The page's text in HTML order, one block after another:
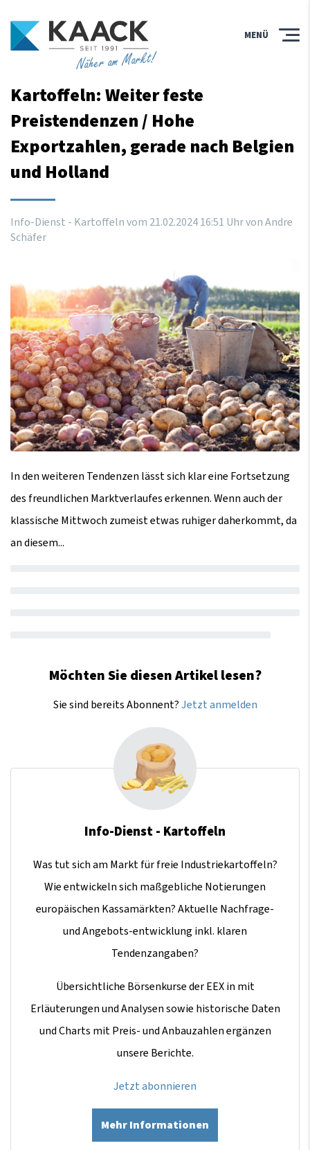
Näher am Markt!
MENÜ
Kartoffeln: Weiter feste
Preistendenzen / Hohe
Exportzahlen, gerade nach Belgien
und Holland
Info-Dienst - Kartoffeln vom 21.02.202416:51 Uhrvon Andre
Schäfer
In den weiteren Tendenzen lässt sich klar eine Fortsetzung
des freundlichen Marktverlaufes erkennen. Wenn auch der
klassische Mittwoch zumeist etwas ruhiger daherkommt, da
an diesem...
Möchten Sie diesen Artikel lesen?
Sie sind bereits Abonnent?Jetzt anmelden
Info-Dienst - Kartoffeln
Was tut sich am Markt für freie Industriekartoffeln?
Wie entwickeln sich maßgebliche Notierungen
europäischen Kassamärkten? Aktuelle Nachfrage-
und Angebots-entwicklung inkl. klaren
Tendenzangaben?
Übersichtliche Börsenkurse der EEX in mit
Erläuterungen und Analysen sowie historische Daten
und Charts mit Preis- und Anbauzahlen ergänzen
unsere Berichte.
Jetzt abonnieren
Mehr Informationen